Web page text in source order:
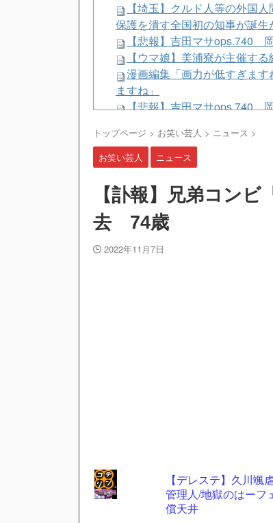
【埼玉】クルド人等の外
保護を潰す全国初の知事が誕生
【悲報】吉田マサops.740
【ウマ娘】美浦寮が主催す
漫画編集「画力が低すぎま
ますね」
【悲報】吉田マサops.740
【自動車保険】任意保険に加
【朗報】プチプチで有名な川
【画像】元TOKIO山口達也
姿がこちら…
【ウマ娘】今回のチャンミ
ワイ、愛車を手放せと婚約
ロシア海軍の太平洋艦隊、
トップページ > お笑い芸人 > ニュース >
お笑い芸人
ニュース
【訃報】兄弟コン
去 74歳
2022年11月7日
【デレステ】久川颯
管理人/地獄のはーフ
償天井
コテ